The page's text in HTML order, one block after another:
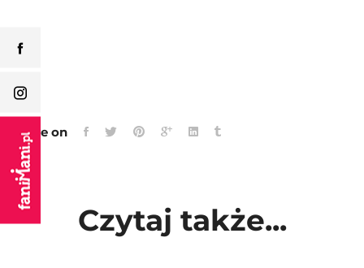
Share on
Czytaj także...